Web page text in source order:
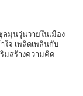
มุนวุ่นวายในเมือง
ใจ เพลิดเพลินกับ
มสร้างความคิด